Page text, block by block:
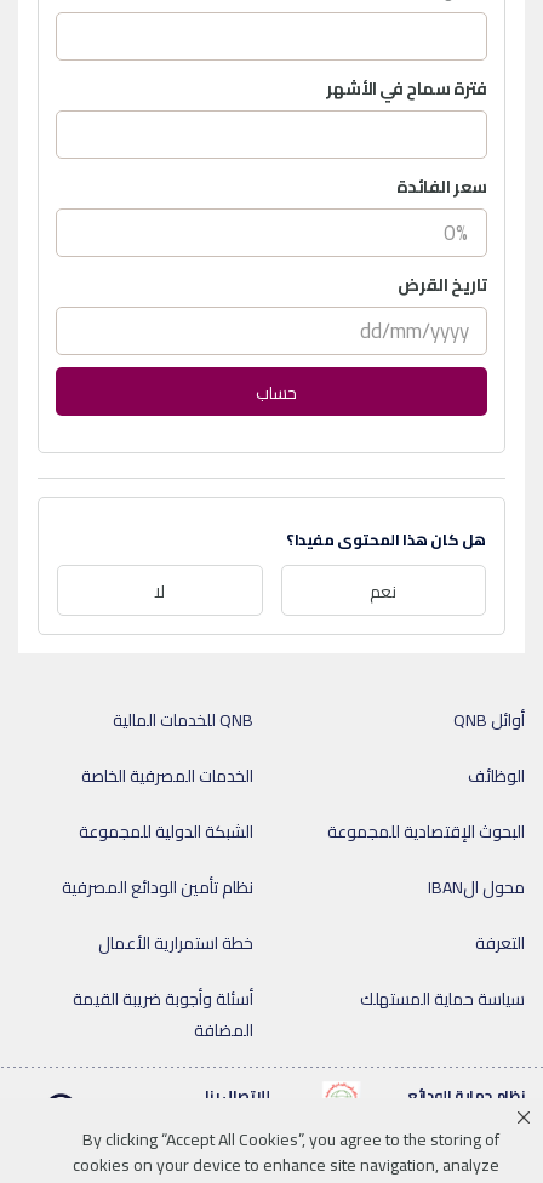
By clicking “Accept All Cookies”, you agree to the storing of
cookies on your device to enhance site navigation, analyze
فترة سماح في الأشهر
سعر الفائدة
تاريخ القرض
حساب
هل كان هذا المحتوى مفيدا؟
نعم لا
QNB للخدمات المالية
أوائل QNB
الخدمات المصرفية الخاصة
الوظائف
الشبكة الدولية للمجموعة
البحوث الإقتصادية للمجموعة
نظام تأمين الودائع المصرفية
محول الIBAN
خطة استمرارية الأعمال
التعرفة
أسئلة وأجوبة ضريبة القيمة
المضافة
سياسة حماية المستهلك
نظام حماية الودائع للإتصال بنا